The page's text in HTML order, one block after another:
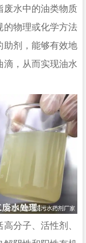
废水中的油类物质
的物理或化学方法
助剂，能够有效地
滴，从而实现油水
分子、活性剂、